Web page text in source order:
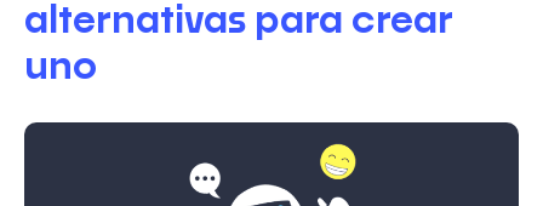
alternativas para crear
uno